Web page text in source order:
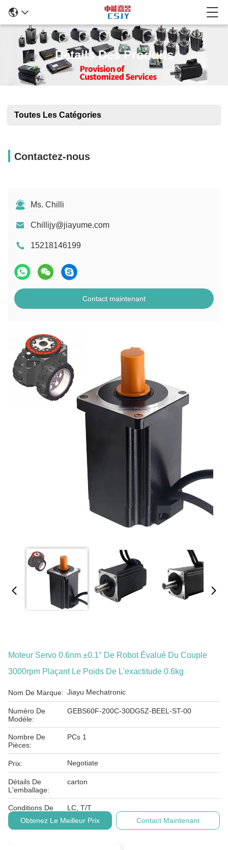
Détails Des Produits
Toutes Les Catégories
Contactez-nous
Ms. Chilli
Chillijy@jiayume.com
15218146199
Contact maintenant
Moteur Servo 0.6nm ±0.1° De Robot Évalué Du Couple
3000rpm Plaçant Le Poids De L'exactitude 0.6kg
Nom De Marque: Jiayu Mechatronic
Numéro De
Modèle:
GEBS60F-200C-30DG5Z-BEEL-ST-00
Nombre De
Pièces:
PCs 1
Prix: Negotiate
Détails De
L'emballage:
carton
Conditions De
Paiement:
LC, T/T
Obtenez Le Meilleur Prix
Contact Maintenant